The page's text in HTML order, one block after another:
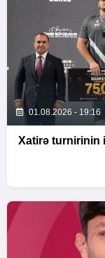
01.08.2026 - 19:16
Xatirə turnirinin